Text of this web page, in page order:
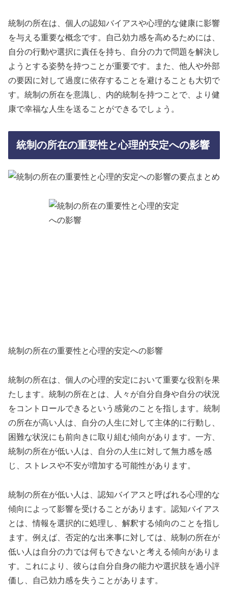
統制の所在は、個人の認知バイアスや心理的な健康に影響
を与える重要な概念です。自己効力感を高めるためには、
自分の行動や選択に責任を持ち、自分の力で問題を解決し
ようとする姿勢を持つことが重要です。また、他人や外部
の要因に対して過度に依存することを避けることも大切で
す。統制の所在を意識し、内的統制を持つことで、より健
康で幸福な人生を送ることができるでしょう。
統制の所在の重要性と心理的安定への影響
統制の所在の重要性と心理的安定への影響
統制の所在は、個人の心理的安定において重要な役割を果
たします。統制の所在とは、人々が自分自身や自分の状況
をコントロールできるという感覚のことを指します。統制
の所在が高い人は、自分の人生に対して主体的に行動し、
困難な状況にも前向きに取り組む傾向があります。一方、
統制の所在が低い人は、自分の人生に対して無力感を感
じ、ストレスや不安が増加する可能性があります。
統制の所在が低い人は、認知バイアスと呼ばれる心理的な
傾向によって影響を受けることがあります。認知バイアス
とは、情報を選択的に処理し、解釈する傾向のことを指し
ます。例えば、否定的な出来事に対しては、統制の所在が
低い人は自分の力では何もできないと考える傾向がありま
す。これにより、彼らは自分自身の能力や選択肢を過小評
価し、自己効力感を失うことがあります。